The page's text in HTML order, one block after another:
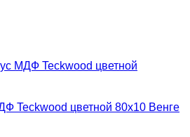
Teckwood цветной 80х10 Венге